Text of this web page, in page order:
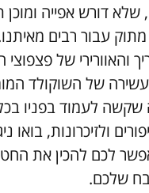
שלא דורש אפייה ומוכן
מתוק עבור רבים
והאוורירי של פצפוצי
של השוקולד
לעמוד בפניו
ולזיכרונות, בואו
לכם להכין את
שלכם.